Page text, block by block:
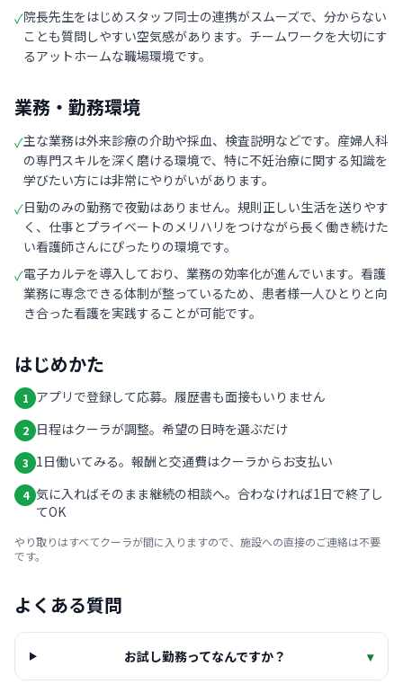
✓院長先生をはじめスタッフ同士の連携がスムーズで、分からない
ことも質問しやすい空気感があります。チームワークを大切にす
るアットホームな職場環境です。
業務・勤務環境
✓主な業務は外来診療の介助や採血、検査説明などです。産婦人科
の専門スキルを深く磨ける環境で、特に不妊治療に関する知識を
学びたい方には非常にやりがいがあります。
✓日勤のみの勤務で夜勤はありません。規則正しい生活を送りやす
く、仕事とプライベートのメリハリをつけながら長く働き続けた
い看護師さんにぴったりの環境です。
✓電子カルテを導入しており、業務の効率化が進んでいます。看護
業務に専念できる体制が整っているため、患者様一人ひとりと向
き合った看護を実践することが可能です。
はじめかた
1 アプリで登録して応募。履歴書も面接もいりません
2 日程はクーラが調整。希望の日時を選ぶだけ
3 1日働いてみる。報酬と交通費はクーラからお支払い
4 気に入ればそのまま継続の相談へ。合わなければ1日で終了し
てOK
やり取りはすべてクーラが間に入りますので、施設への直接のご連絡は不要
です。
よくある質問
お試し勤務ってなんですか？ ▾